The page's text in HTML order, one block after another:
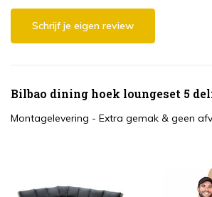
Schrijf je eigen review
Bilbao dining hoek loungeset 5
Montagelevering - Extra gemak & geen